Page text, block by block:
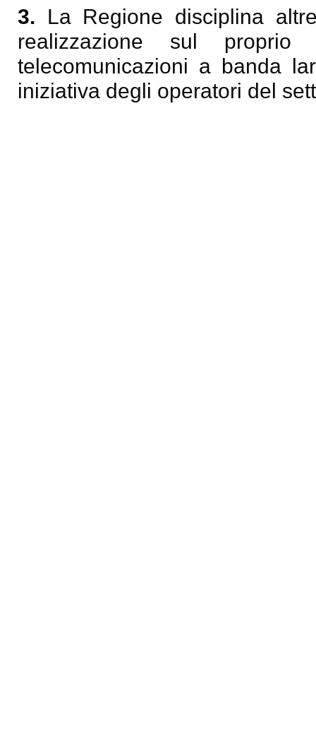
3. La Regione disciplina
realizzazione sul proprio
telecomunicazioni a banda
iniziativa degli operatori del